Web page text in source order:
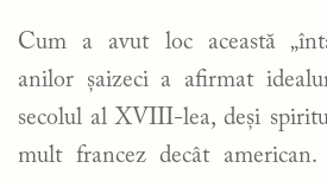
Cum a avut loc această
anilor șaizeci a afirmat
secolul al XVIII-lea, deși
mult francez decât